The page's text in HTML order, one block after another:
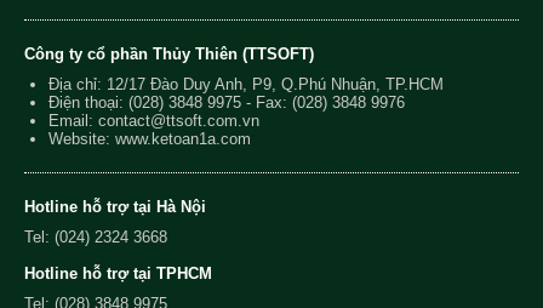
Công ty cổ phần Thủy Thiên (TTSOFT)
Địa chỉ: 12/17 Đào Duy Anh, P9, Q.Phú Nhuận, TP.HCM
Điện thoại: (028) 3848 9975 - Fax: (028) 3848 9976
Email: contact@ttsoft.com.vn
Website: www.ketoan1a.com
Hotline hỗ trợ tại Hà Nội
Tel: (024) 2324 3668
Hotline hỗ trợ tại TPHCM
Tel: (028) 3848 9975